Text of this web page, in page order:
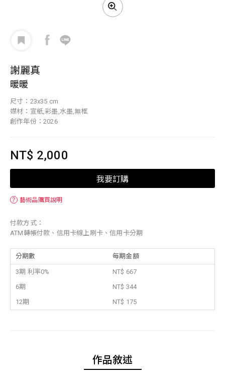
謝麗真
暖暖
尺寸：23x35 cm
媒材：宣紙,彩墨,水墨,無框
創作年份：2026
NT$ 2,000
我要訂購
？ 藝術品購買說明
付款方式：
ATM轉帳付款、信用卡線上刷卡、信用卡分期
分期數 每期金額
3期 利率0%
NT$ 667
6期
NT$ 344
12期
NT$ 175
作品敘述